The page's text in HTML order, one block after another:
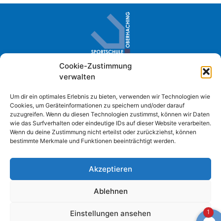
Cookie-Zustimmung
verwalten
Um dir ein optimales Erlebnis zu bieten, verwenden wir Technologien wie
Cookies, um Geräteinformationen zu speichern und/oder darauf
zuzugreifen. Wenn du diesen Technologien zustimmst, können wir Daten
wie das Surfverhalten oder eindeutige IDs auf dieser Website verarbeiten.
Wenn du deine Zustimmung nicht erteilst oder zurückziehst, können
bestimmte Merkmale und Funktionen beeinträchtigt werden.
Akzeptieren
Ablehnen
Einstellungen ansehen
Sportschule Oberhaching · Im Loh 2
+49 (0) 89 61384-0
info@sportschule-oberhaching.de
Impressum
Datenschutzerklärung
Barrierefreiheitserklärung
1